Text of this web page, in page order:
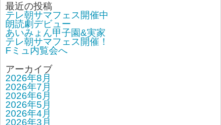
最近の投稿
テレ朝サマフェス開催中
朗読劇デビュー
あいみょん甲子園&実家
テレ朝サマフェス開催！
Fミュ内覧会へ
アーカイブ
2026年8月
2026年7月
2026年6月
2026年5月
2026年4月
2026年3月